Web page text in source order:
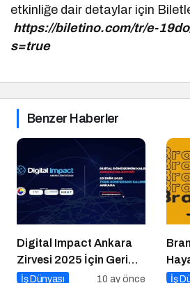
etkinliğe dair detaylar için
https://biletino.com/tr/e-
s=true
Benzer Haberler
Digital Impact Ankara
Zirvesi 2025 İçin Geri
Sayım!
İş Dünyası 10 ay önce İş